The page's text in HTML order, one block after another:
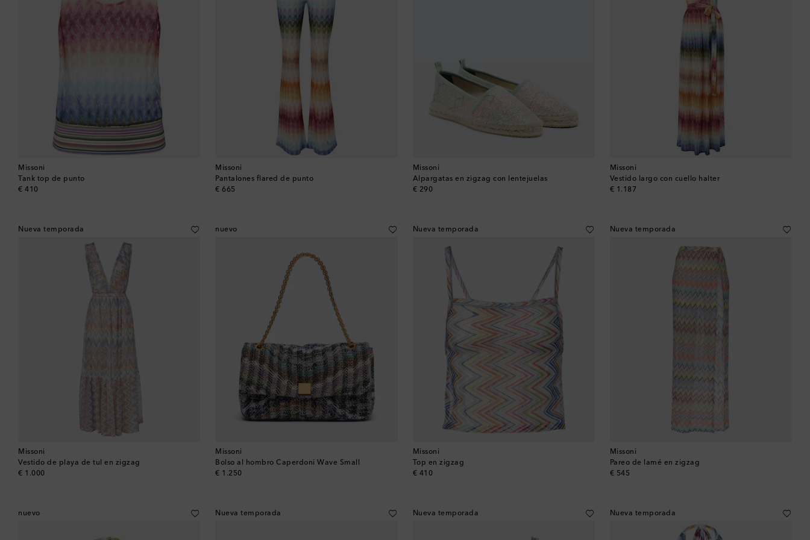
Missoni
Tank top de punto
€ 410
original price
Missoni
Pantalones flared de punto
€ 665
original price
Missoni
Alpargatas en zigzag con lentejuelas
€ 290
original price
Missoni
Vestido largo con cuello halter
€ 1.187
original price
Nueva temporada
Missoni
Vestido de playa de tul en zigzag
€ 1.000
original price
nuevo
Missoni
Bolso al hombro Caperdoni Wave Small
€ 1.250
original price
Nueva temporada
Missoni
Top en zigzag
€ 410
original price
Nueva temporada
Missoni
Pareo de lamé en zigzag
€ 545
original price
nuevo Nueva temporada Nueva temporada Nueva temporada
Bosnia y Herzegovina